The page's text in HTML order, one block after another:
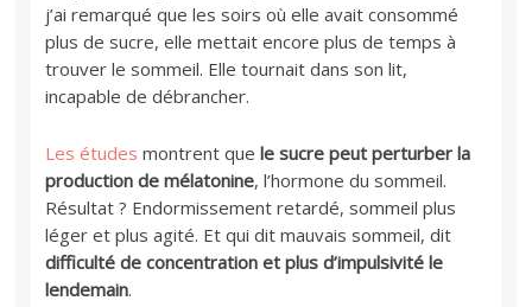
j’ai remarqué que les soirs où elle avait consommé
plus de sucre, elle mettait encore plus de temps à
trouver le sommeil. Elle tournait dans son lit,
incapable de débrancher.
Les étudesmontrent quele sucre peut perturber la
production de mélatonine, l’hormone du sommeil.
Résultat ? Endormissement retardé, sommeil plus
léger et plus agité. Et qui dit mauvais sommeil, dit
difficulté de concentration et plus d’impulsivité le
lendemain.